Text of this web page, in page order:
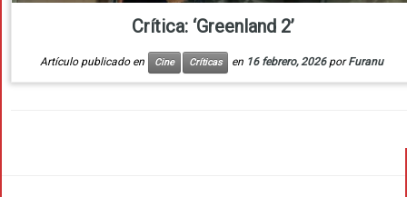
Crítica: ‘Greenland 2’
Artículo publicado en Cine Críticas en 16 febrero, 2026 porFuranu